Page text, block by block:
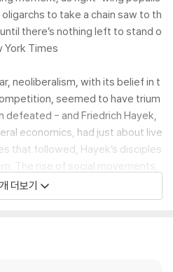
to take a chain saw to th
there’s nothing left to stand o
York Times
neoliberalism, with its belief in t
seemed to have trium
defeated - and Friedrich Hayek,
economics, had just about live
that followed, Hayek’s disciples
The rise of social movements,
to environmentalism, were now
to freedom, nurturing a culture
needed an antidote.
더보기